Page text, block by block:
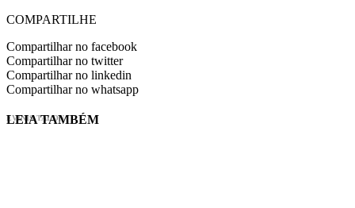
COMPARTILHE
Compartilhar no facebook
Compartilhar no twitter
Compartilhar no linkedin
Compartilhar no whatsapp
EVINIS TALON
LEIA TAMBÉM